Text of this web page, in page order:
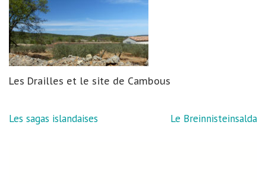
Les Drailles et le site de Cambous
Navigation
Les sagas islandaises Le Breinnisteinsalda